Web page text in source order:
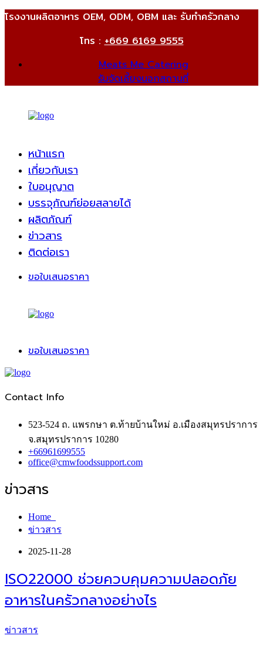
โรงงานผลิตอาหาร OEM, ODM, OBM และ รับทำครัวกลาง
โทร :+669 6169 9555
Meats Me Catering
รับจัดเลี้ยงนอกสถานที่
หน้าแรก
เกี่ยวกับเรา
ใบอนุญาต
บรรจุภัณฑ์ย่อยสลายได้
ผลิตภัณฑ์
ข่าวสาร
ติดต่อเรา
ขอใบเสนอราคา
ขอใบเสนอราคา
Contact Info
523-524 ถ. แพรกษา ต.ท้ายบ้านใหม่ อ.เมืองสมุทรปราการ
จ.สมุทรปราการ 10280
+66961699555
office@cmwfoodssupport.com
ข่าวสาร
Home
ข่าวสาร
2025-11-28
ISO22000 ช่วยควบคุมความปลอดภัย
อาหารในครัวกลางอย่างไร
ข่าวสาร